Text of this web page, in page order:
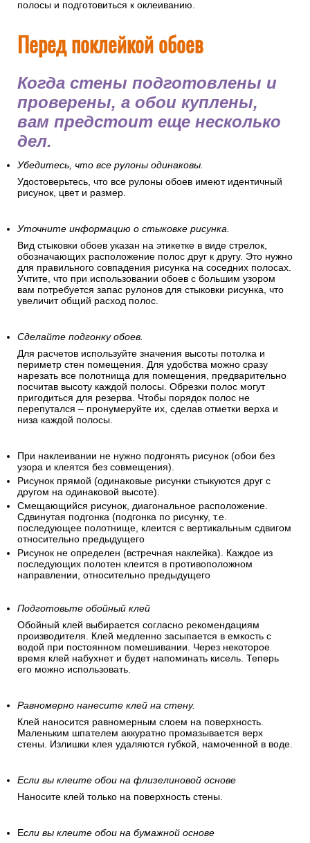
полосы и подготовиться к оклеиванию.
Перед поклейкой обоев
Когда стены подготовлены и
проверены, а обои куплены,
вам предстоит еще несколько
дел.
Убедитесь, что все рулоны одинаковы.
Удостоверьтесь, что все рулоны обоев имеют идентичный
рисунок, цвет и размер.
Уточните информацию о стыковке рисунка.
Вид стыковки обоев указан на этикетке в виде стрелок,
обозначающих расположение полос друг к другу. Это нужно
для правильного совпадения рисунка на соседних полосах.
Учтите, что при использовании обоев с большим узором
вам потребуется запас рулонов для стыковки рисунка, что
увеличит общий расход полос.
Сделайте подгонку обоев.
Для расчетов используйте значения высоты потолка и
периметр стен помещения. Для удобства можно сразу
нарезать все полотнища для помещения, предварительно
посчитав высоту каждой полосы. Обрезки полос могут
пригодиться для резерва. Чтобы порядок полос не
перепутался – пронумеруйте их, сделав отметки верха и
низа каждой полосы.
При наклеивании не нужно подгонять рисунок (обои без
узора и клеятся без совмещения).
Рисунок прямой (одинаковые рисунки стыкуются друг с
другом на одинаковой высоте).
Смещающийся рисунок, диагональное расположение.
Сдвинутая подгонка (подгонка по рисунку, т.е.
последующее полотнище, клеится с вертикальным сдвигом
относительно предыдущего
Рисунок не определен (встречная наклейка). Каждое из
последующих полотен клеится в противоположном
направлении, относительно предыдущего
Подготовьте обойный клей
Обойный клей выбирается согласно рекомендациям
производителя. Клей медленно засыпается в емкость с
водой при постоянном помешивании. Через некоторое
время клей набухнет и будет напоминать кисель. Теперь
его можно использовать.
Равномерно нанесите клей на стену.
Клей наносится равномерным слоем на поверхность.
Маленьким шпателем аккуратно промазывается верх
стены. Излишки клея удаляются губкой, намоченной в воде.
Если вы клеите обои на флизелиновой основе
Наносите клей только на поверхность стены.
Если вы клеите обои на бумажной основе